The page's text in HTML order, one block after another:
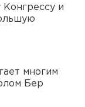
и
многим
Бер